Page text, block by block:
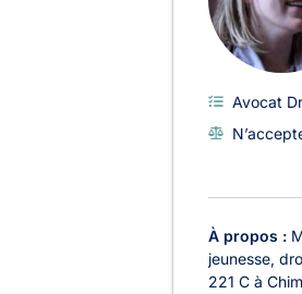
Avocat
À propos :
jeunesse,
221 C à